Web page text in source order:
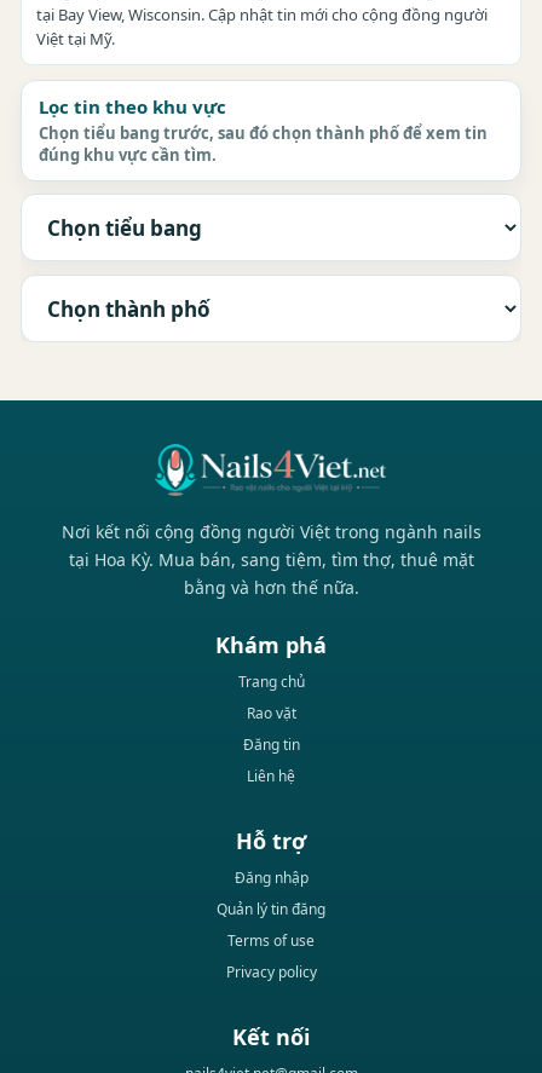
tại Bay View, Wisconsin. Cập nhật tin mới cho cộng đồng người
Việt tại Mỹ.
Lọc tin theo khu vực
Chọn tiểu bang trước, sau đó chọn thành phố để xem tin
đúng khu vực cần tìm.
Nơi kết nối cộng đồng người Việt trong ngành nails
tại Hoa Kỳ. Mua bán, sang tiệm, tìm thợ, thuê mặt
bằng và hơn thế nữa.
Khám phá
Trang chủ
Rao vặt
Đăng tin
Liên hệ
Hỗ trợ
Đăng nhập
Quản lý tin đăng
Terms of use
Privacy policy
Kết nối